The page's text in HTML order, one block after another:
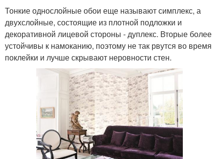
Тонкие однослойные обои еще называют симплекс, а
двухслойные, состоящие из плотной подложки и
декоративной лицевой стороны - дуплекс. Вторые более
устойчивы к намоканию, поэтому не так рвутся во время
поклейки и лучше скрывают неровности стен.